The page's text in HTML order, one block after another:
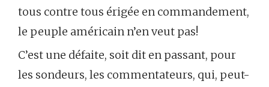
tous contre tous érigée en commandement,
le peuple américain n’en veut pas!
C’est une défaite, soit dit en passant, pour
les sondeurs, les commentateurs, qui, peut-